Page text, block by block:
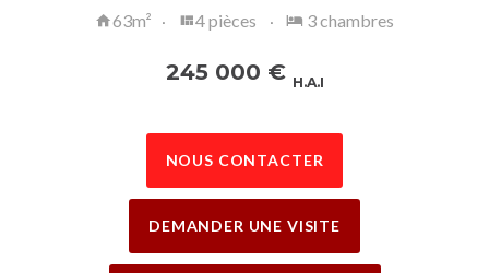
63m² 4 pièces 3 chambres
245 000 € H.A.I
NOUS CONTACTER
DEMANDER UNE VISITE